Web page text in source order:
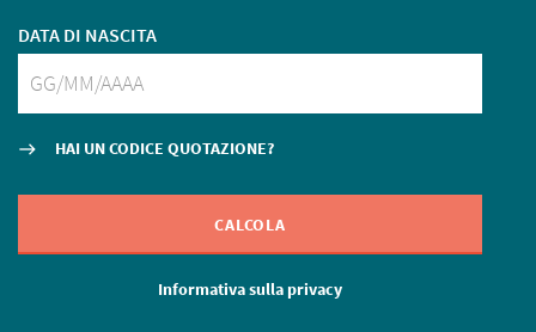
DATA DI NASCITA
east HAI UN CODICE QUOTAZIONE?
CALCOLA
Informativa sulla privacy